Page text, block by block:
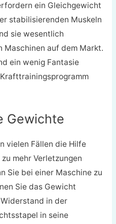
ein Gleichgewicht
stabilisierenden Muskeln
sie wesentlich
Maschinen auf dem Markt.
ein wenig Fantasie
Gewichte
vielen Fällen die Hilfe
mehr Verletzungen
Sie bei einer Maschine zu
Sie das Gewicht
in der
in seine